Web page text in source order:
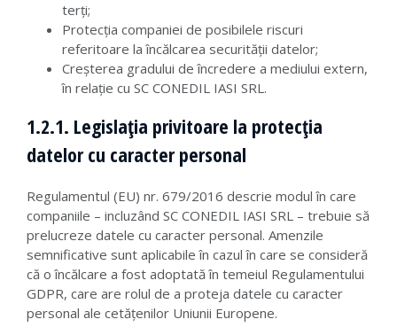
terți;
Protecția companiei de posibilele riscuri
referitoare la încălcarea securității datelor;
Creșterea gradului de încredere a mediului extern,
în relație cu SC CONEDIL IASI SRL.
1.2.1. Legislația privitoare la protecția
datelor cu caracter personal
Regulamentul (EU) nr. 679/2016 descrie modul în care
companiile – incluzând SC CONEDIL IASI SRL – trebuie să
prelucreze datele cu caracter personal. Amenzile
semnificative sunt aplicabile în cazul în care se consideră
că o încălcare a fost adoptată în temeiul Regulamentului
GDPR, care are rolul de a proteja datele cu caracter
personal ale cetățenilor Uniunii Europene.